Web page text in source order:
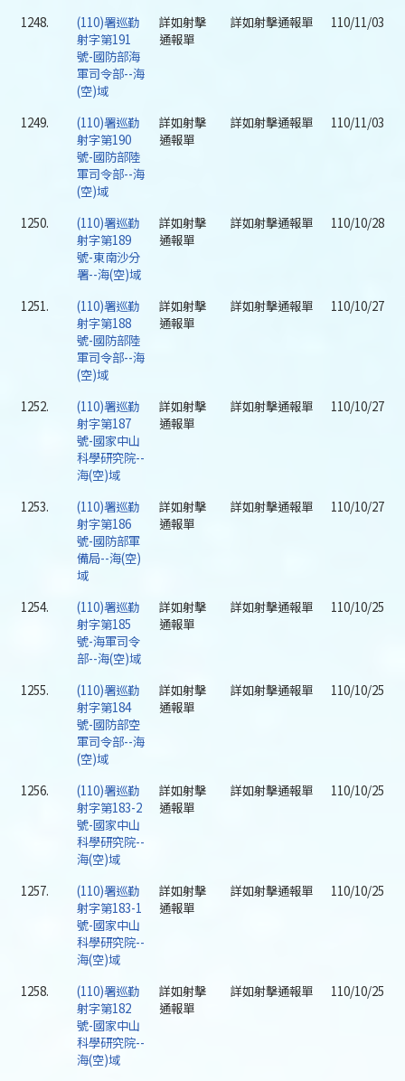
1248.
(110)署巡勤
射字第191
號-國防部海
軍司令部--海
(空)域
詳如射擊
通報單
詳如射擊通報單 110/11/03
1249.
(110)署巡勤
射字第190
號-國防部陸
軍司令部--海
(空)域
詳如射擊
通報單
詳如射擊通報單 110/11/03
1250.
(110)署巡勤
射字第189
號-東南沙分
署--海(空)域
詳如射擊
通報單
詳如射擊通報單 110/10/28
1251.
(110)署巡勤
射字第188
號-國防部陸
軍司令部--海
(空)域
詳如射擊
通報單
詳如射擊通報單 110/10/27
1252.
(110)署巡勤
射字第187
號-國家中山
科學研究院--
海(空)域
詳如射擊
通報單
詳如射擊通報單 110/10/27
1253.
(110)署巡勤
射字第186
號-國防部軍
備局--海(空)
域
詳如射擊
通報單
詳如射擊通報單 110/10/27
1254.
(110)署巡勤
射字第185
號-海軍司令
部--海(空)域
詳如射擊
通報單
詳如射擊通報單 110/10/25
1255.
(110)署巡勤
射字第184
號-國防部空
軍司令部--海
(空)域
詳如射擊
通報單
詳如射擊通報單 110/10/25
1256.
(110)署巡勤
射字第183-2
號-國家中山
科學研究院--
海(空)域
詳如射擊
通報單
詳如射擊通報單 110/10/25
1257.
(110)署巡勤
射字第183-1
號-國家中山
科學研究院--
海(空)域
詳如射擊
通報單
詳如射擊通報單 110/10/25
1258.
(110)署巡勤
射字第182
號-國家中山
科學研究院--
海(空)域
詳如射擊
通報單
詳如射擊通報單 110/10/25